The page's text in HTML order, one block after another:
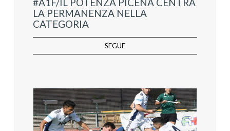
LA PERMANENZA NELLA
CATEGORIA
SEGUE